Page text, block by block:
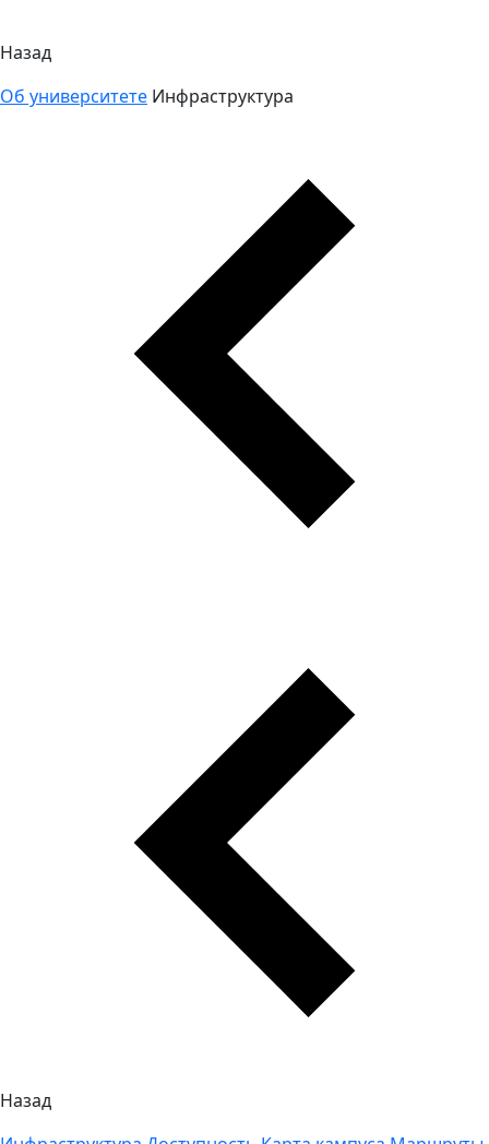
Назад
Об университете Инфраструктура
Назад